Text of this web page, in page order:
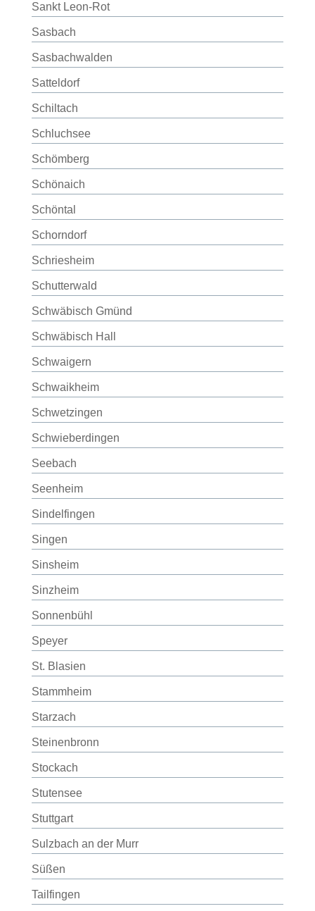
Sankt Leon-Rot
Sasbach
Sasbachwalden
Satteldorf
Schiltach
Schluchsee
Schömberg
Schönaich
Schöntal
Schorndorf
Schriesheim
Schutterwald
Schwäbisch Gmünd
Schwäbisch Hall
Schwaigern
Schwaikheim
Schwetzingen
Schwieberdingen
Seebach
Seenheim
Sindelfingen
Singen
Sinsheim
Sinzheim
Sonnenbühl
Speyer
St. Blasien
Stammheim
Starzach
Steinenbronn
Stockach
Stutensee
Stuttgart
Sulzbach an der Murr
Süßen
Tailfingen